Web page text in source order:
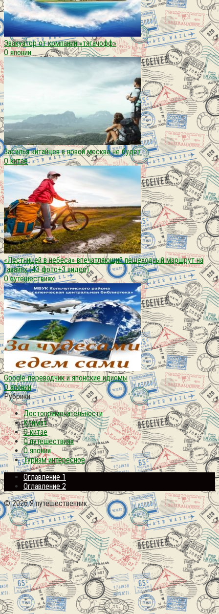
Эвакуатор от компании «тягачофф»
О японии
Засилья китайцев в новой москве не будет
О китае
«Лестницей в небеса» впечатляющий пешеходный маршрут на
гавайях (43 фото+3 видео)
О путешествиях
Google-переводчик и японские идиомы
О японии
Рубрики
Достопримечательности
Климат
О китае
О путешествиях
О японии
Туризм интересное
Оглавление 1
Оглавление 2
© 2026 Я путешественник